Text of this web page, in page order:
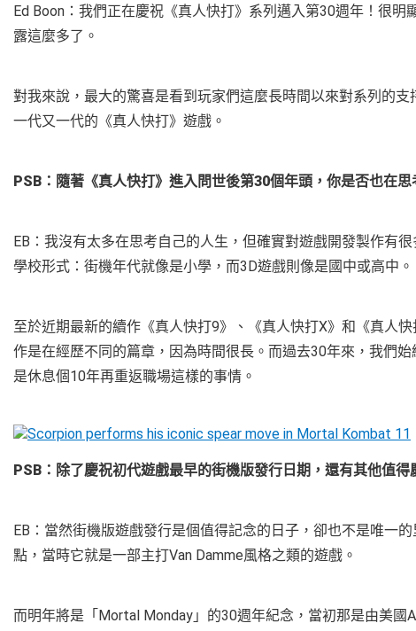
Ed Boon：我們正在慶祝《真人快打》系列邁入第30週年！很
露這麼多了。
對我來說，最大的驚喜是看到玩家們這麼長時間以來對系列的
一代又一代的《真人快打》遊戲。
PSB：隨著《真人快打》進入問世後第30個年頭，你是否也在
EB：我沒有太多在思考自己的人生，但確實對遊戲開發製作有
學校形式：街機年代就像是小學，而3D遊戲則像是國中或高中。
至於近期最新的續作《真人快打9》、《真人快打X》和《真人
作是在經歷不同的篇章，因為時間很長。而過去30年來，我們
是休息個10年再重返職場這樣的事情。
PSB：除了慶祝初代遊戲最早的街機版發行日期，還有其他值得
EB：當然街機版遊戲發行是個值得記念的日子，卻也不是唯一
點，當時它就是一部主打Van Damme風格之類的遊戲。
而明年將是「Mortal Monday」的30週年紀念，當初那是由美